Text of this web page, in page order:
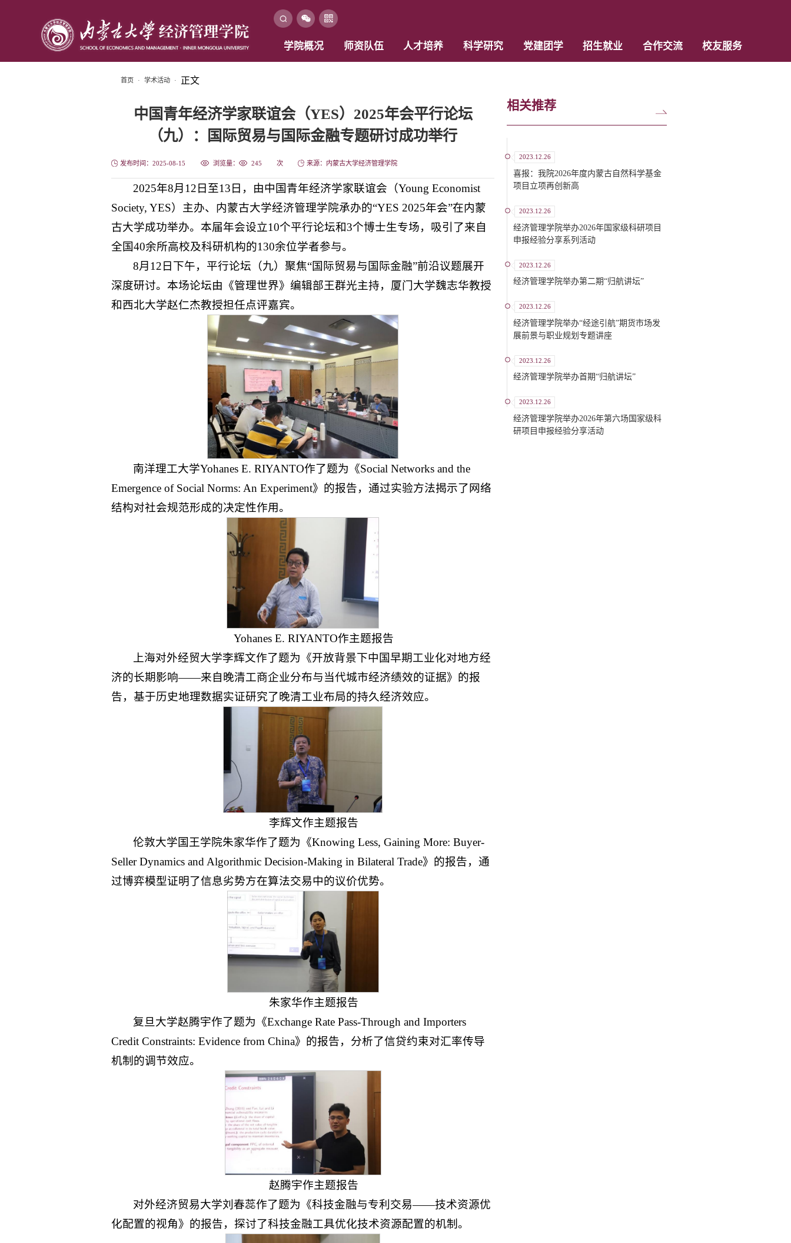
学院概况 师资队伍 人才培养 科学研究 党建团学 招生就业 合作交流 校友服务
首页 · 学术活动 · 正文
中国青年经济学家联谊会（YES）2025年会平行论坛
（九）：国际贸易与国际金融专题研讨成功举行
发布时间：2025-08-15 浏览量： 245 次 来源：内蒙古大学经济管理学院
2025年8月12日至13日，由中国青年经济学家联谊会（Young Economist
Society, YES）主办、内蒙古大学经济管理学院承办的“YES 2025年会”在内蒙
古大学成功举办。本届年会设立10个平行论坛和3个博士生专场，吸引了来自
全国40余所高校及科研机构的130余位学者参与。
8月12日下午，平行论坛（九）聚焦“国际贸易与国际金融”前沿议题展开
深度研讨。本场论坛由《管理世界》编辑部王群光主持，厦门大学魏志华教授
和西北大学赵仁杰教授担任点评嘉宾。
南洋理工大学Yohanes E. RIYANTO作了题为《Social Networks and the
Emergence of Social Norms: An Experiment》的报告，通过实验方法揭示了网络
结构对社会规范形成的决定性作用。
Yohanes E. RIYANTO作主题报告
上海对外经贸大学李辉文作了题为《开放背景下中国早期工业化对地方经
济的长期影响——来自晚清工商企业分布与当代城市经济绩效的证据》的报
告，基于历史地理数据实证研究了晚清工业布局的持久经济效应。
李辉文作主题报告
伦敦大学国王学院朱家华作了题为《Knowing Less, Gaining More: Buyer-
Seller Dynamics and Algorithmic Decision-Making in Bilateral Trade》的报告，通
过博弈模型证明了信息劣势方在算法交易中的议价优势。
朱家华作主题报告
复旦大学赵腾宇作了题为《Exchange Rate Pass-Through and Importers
Credit Constraints: Evidence from China》的报告，分析了信贷约束对汇率传导
机制的调节效应。
赵腾宇作主题报告
对外经济贸易大学刘春蕊作了题为《科技金融与专利交易——技术资源优
化配置的视角》的报告，探讨了科技金融工具优化技术资源配置的机制。
相关推荐
2023.12.26
喜报：我院2026年度内蒙古自然科学基金
项目立项再创新高
2023.12.26
经济管理学院举办2026年国家级科研项目
申报经验分享系列活动
2023.12.26
经济管理学院举办第二期“归航讲坛”
2023.12.26
经济管理学院举办“经途引航”期货市场发
展前景与职业规划专题讲座
2023.12.26
经济管理学院举办首期“归航讲坛”
2023.12.26
经济管理学院举办2026年第六场国家级科
研项目申报经验分享活动